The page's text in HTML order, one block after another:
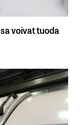
voivat tuoda